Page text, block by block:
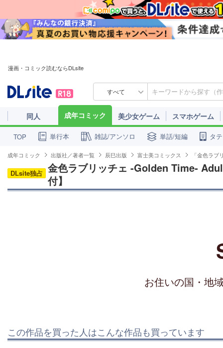
漫画・コミック読むならDLsite
すべて
同人 成年コミック 美少女ゲーム スマホゲーム
TOP 単行本 雑誌/アンソロ 単話/短編 タ
成年コミック 出版社／著者一覧 辰巳出版 富士美コミックス 「金色ラ
DLsite独占 金色ラブリッチェ -Golden Time-
付】
お住いの国・地
この作品を買った人はこんな作品も買っています